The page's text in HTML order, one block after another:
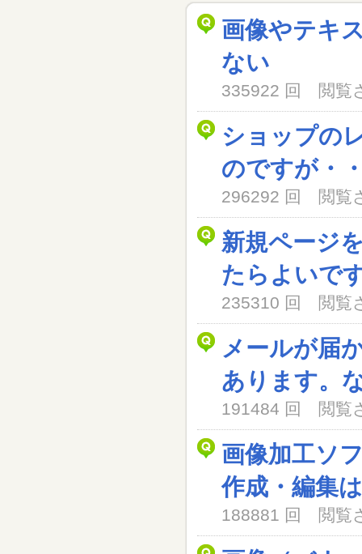
画像やテキ
ない
335922 回 閲覧
ショップの
のですが・
296292 回 閲覧
新規ページ
たらよいで
235310 回 閲覧
メールが届
あります。
191484 回 閲覧
画像加工ソ
作成・編集
188881 回 閲覧